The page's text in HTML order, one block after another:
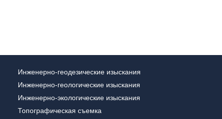
Инженерно-геодезические изыскания
Инженерно-геологические изыскания
Инженерно-экологические изыскания
Топографическая съемка